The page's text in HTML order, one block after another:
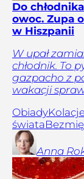
Do
owoc. Zupa
w Hiszpanii
W upał
chłodnik. To
gazpacho z
wakacji
Obiady
świata
Anna